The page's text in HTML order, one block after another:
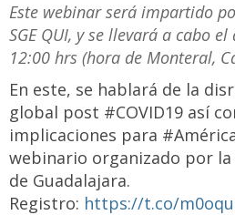
Este webinar será impartido
SGE QUI, y se llevará a cabo
12:00 hrs (hora de Monteral,
En este, se hablará de la
global post #COVID19 así
implicaciones para
webinario organizado por la
de Guadalajara.
Registro: https://t.co/